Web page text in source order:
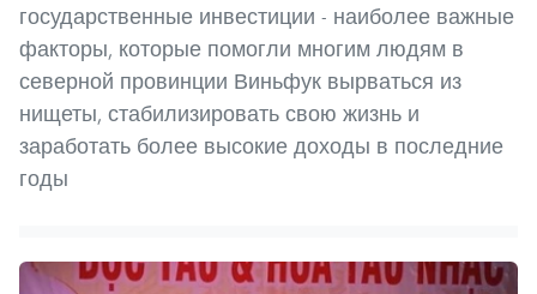
государственные инвестиции - наиболее важные
факторы, которые помогли многим людям в
северной провинции Виньфук вырваться из
нищеты, стабилизировать свою жизнь и
заработать более высокие доходы в последние
годы